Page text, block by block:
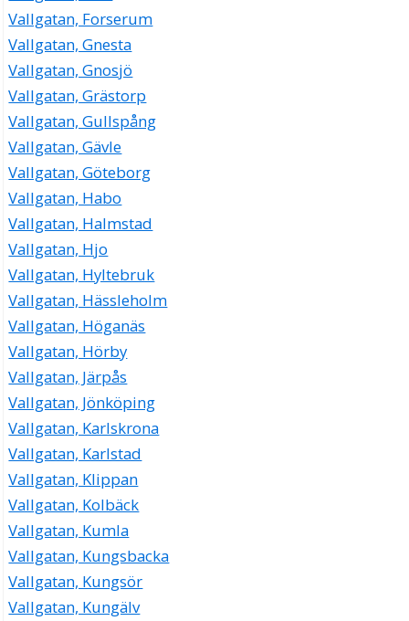
Vallgatan, Forserum
Vallgatan, Gnesta
Vallgatan, Gnosjö
Vallgatan, Grästorp
Vallgatan, Gullspång
Vallgatan, Gävle
Vallgatan, Göteborg
Vallgatan, Habo
Vallgatan, Halmstad
Vallgatan, Hjo
Vallgatan, Hyltebruk
Vallgatan, Hässleholm
Vallgatan, Höganäs
Vallgatan, Hörby
Vallgatan, Järpås
Vallgatan, Jönköping
Vallgatan, Karlskrona
Vallgatan, Karlstad
Vallgatan, Klippan
Vallgatan, Kolbäck
Vallgatan, Kumla
Vallgatan, Kungsbacka
Vallgatan, Kungsör
Vallgatan, Kungälv